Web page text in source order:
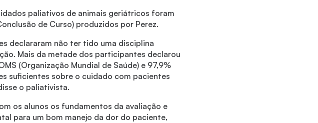
paliativos de animais geriátricos foram
de Curso) produzidos por Perez.
declararam não ter tido uma disciplina
Mais da metade dos participantes declarou
(Organização Mundial de Saúde) e 97,9%
suficientes sobre o cuidado com pacientes
o paliativista.
os alunos os fundamentos da avaliação e
para um bom manejo da dor do paciente,